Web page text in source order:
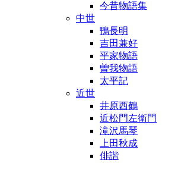
今昔物語集
中世
鴨長明
吉田兼好
平家物語
曽我物語
太平記
近世
井原西鶴
近松門左衛門
滝沢馬琴
上田秋成
俳諧